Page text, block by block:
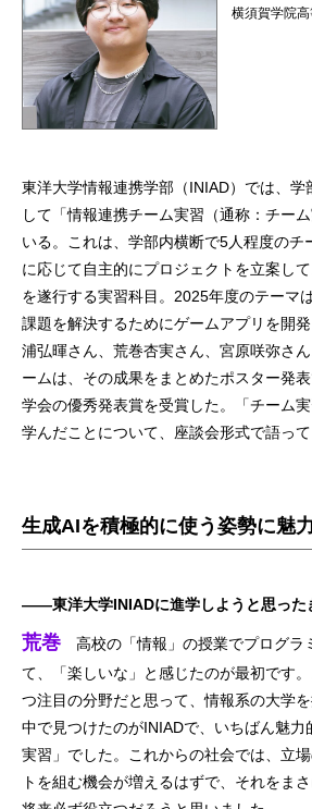
横須賀学院
東洋大学情報連携学部（INIAD）では、学
して「情報連携チーム実習（通称：チー
いる。これは、学部内横断で5人程度のチ
に応じて自主的にプロジェクトを立案し
を遂行する実習科目。2025年度のテーマ
課題を解決するためにゲームアプリを開
浦弘暉さん、荒巻杏実さん、宮原咲弥さ
ームは、その成果をまとめたポスター発
学会の優秀発表賞を受賞した。「チーム
学んだことについて、座談会形式で語って
生成AIを積極的に使う姿勢に魅
——東洋大学INIADに進学しようと思った
荒巻 高校の「情報」の授業でプログラ
て、「楽しいな」と感じたのが最初です
つ注目の分野だと思って、情報系の大学
中で見つけたのがINIADで、いちばん魅力
実習」でした。これからの社会では、立
トを組む機会が増えるはずで、それをま